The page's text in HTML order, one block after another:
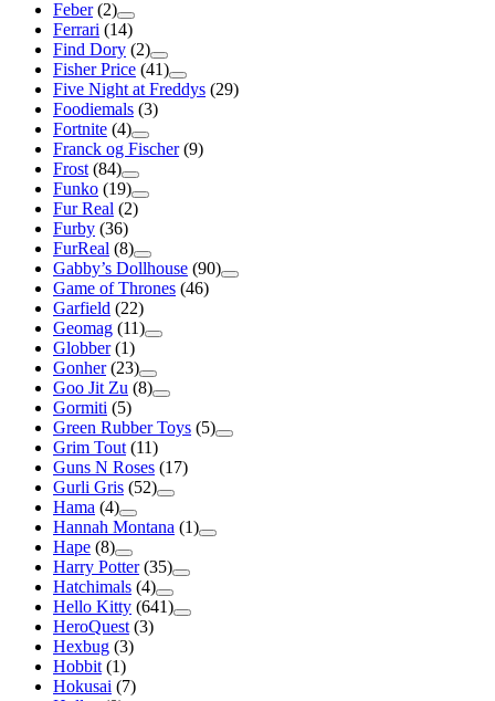
Feber (2)
Ferrari (14)
Find Dory (2)
Fisher Price (41)
Five Night at Freddys (29)
Foodiemals (3)
Fortnite (4)
Franck og Fischer (9)
Frost (84)
Funko (19)
Fur Real (2)
Furby (36)
FurReal (8)
Gabby’s Dollhouse (90)
Game of Thrones (46)
Garfield (22)
Geomag (11)
Globber (1)
Gonher (23)
Goo Jit Zu (8)
Gormiti (5)
Green Rubber Toys (5)
Grim Tout (11)
Guns N Roses (17)
Gurli Gris (52)
Hama (4)
Hannah Montana (1)
Hape (8)
Harry Potter (35)
Hatchimals (4)
Hello Kitty (641)
HeroQuest (3)
Hexbug (3)
Hobbit (1)
Hokusai (7)